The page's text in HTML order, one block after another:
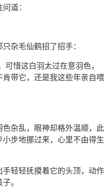
道：
杂毛仙鹤招了招手：
惜这白羽太过在意羽色，
带它，还是我这些年亲自喂
杂乱，眼神却格外温顺，此
步地挪过来，心里不由得生
轻轻抚摸着它的头顶，动作
。